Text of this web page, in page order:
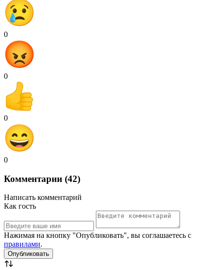
0
0
0
0
Комментарии (42)
Написать комментарий
Как гость
Нажимая на кнопку "Опубликовать", вы соглашаетесь с
правилами.